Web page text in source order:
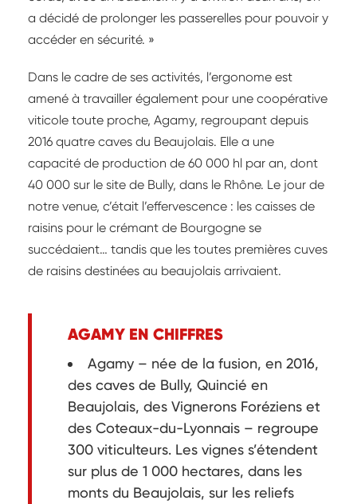
a décidé de prolonger les passerelles pour pouvoir y
accéder en sécurité. »
Dans le cadre de ses activités, l’ergonome est
amené à travailler également pour une coopérative
viticole toute proche, Agamy, regroupant depuis
2016 quatre caves du Beaujolais. Elle a une
capacité de production de 60 000 hl par an, dont
40 000 sur le site de Bully, dans le Rhône. Le jour de
notre venue, c’était l’effervescence : les caisses de
raisins pour le crémant de Bourgogne se
succédaient… tandis que les toutes premières cuves
de raisins destinées au beaujolais arrivaient.
AGAMY EN CHIFFRES
Agamy – née de la fusion, en 2016,
des caves de Bully, Quincié en
Beaujolais, des Vignerons Foréziens et
des Coteaux-du-Lyonnais – regroupe
300 viticulteurs. Les vignes s’étendent
sur plus de 1 000 hectares, dans les
monts du Beaujolais, sur les reliefs